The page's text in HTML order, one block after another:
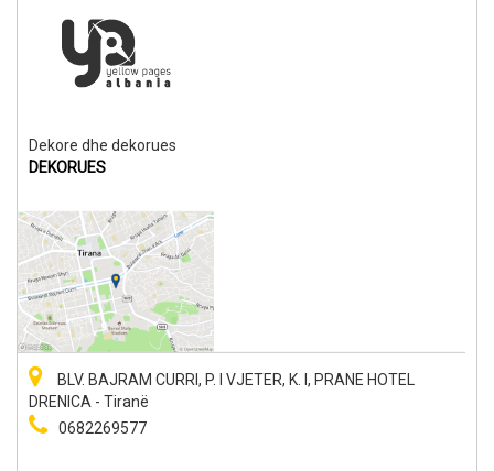
Dekore dhe dekorues
DEKORUES
BLV. BAJRAM CURRI, P. I VJETER, K. I, PRANE HOTEL
DRENICA - Tiranë
0682269577